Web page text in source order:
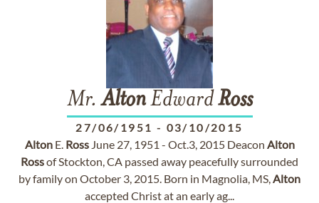
Mr.AltonEdwardRoss
27/06/1951 - 03/10/2015
AltonE. RossJune 27, 1951 - Oct.3, 2015 Deacon Alton
Rossof Stockton, CA passed away peacefully surrounded
by family on October 3, 2015. Born in Magnolia, MS,Alton
accepted Christ at an early ag...